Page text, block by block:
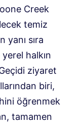
Creek
temiz
yanı sıra
halkın
ziyaret
biri,
öğrenmek
tamamen